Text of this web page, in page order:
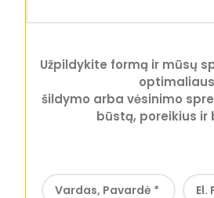
Užpildykite formą ir mūsų
šildymo arba vėsinimo
būstą, poreikius ir